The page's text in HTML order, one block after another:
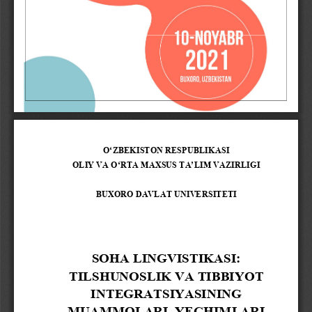
O‘ZBEKISTON RESPUBLIKASI
OLIY VA O‘RTA MAXSUS TA’LIM VAZIRLIGI
BUXORO DAVLAT UNIVERSITETI
SOHA LINGVISTIKASI:
TILSHUNOSLIK VA TIBBIYOT
INTEGRATSIYASINING